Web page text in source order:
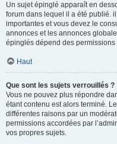
Un sujet épinglé apparaît en
forum dans lequel il a été publié.
importantes et vous devez le
annonces et les annonces
épinglés dépend des permissions
Haut
Que sont les sujets verrouillés ?
Vous ne pouvez plus répondre
étant contenu est alors terminé.
différentes raisons par un
permissions accordées par
vos propres sujets.